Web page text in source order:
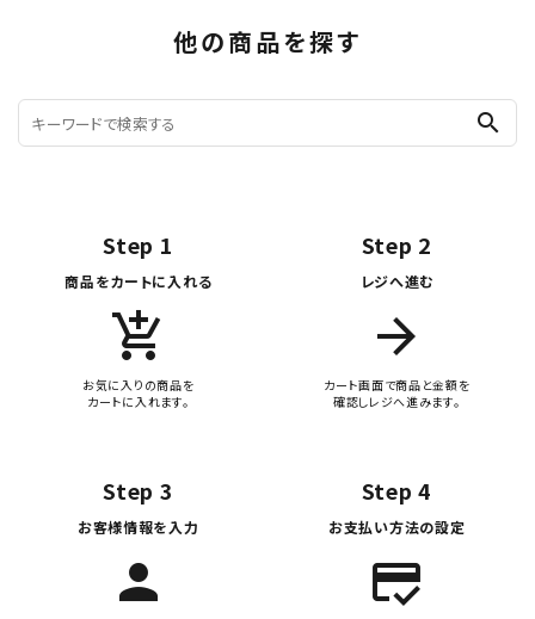
他の商品を探す
search
Step 1
商品をカートに入れる
add_shopping_cart
お気に入りの商品を
カートに入れます。
Step 2
レジへ進む
arrow_forward
カート画面で商品と金額を
確認しレジへ進みます。
Step 3
お客様情報を入力
person
Step 4
お支払い方法の設定
credit_score